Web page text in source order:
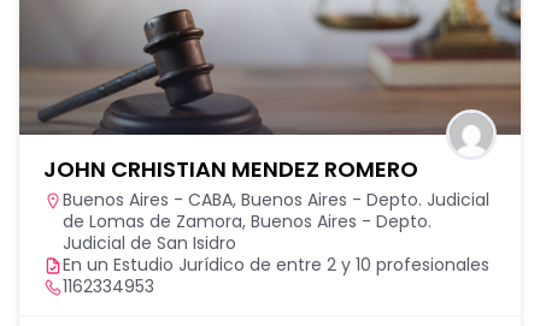
JOHN CRHISTIAN MENDEZ ROMERO
Buenos Aires - CABA, Buenos Aires - Depto. Judicial
de Lomas de Zamora, Buenos Aires - Depto.
Judicial de San Isidro
En un Estudio Jurídico de entre 2 y 10 profesionales
1162334953